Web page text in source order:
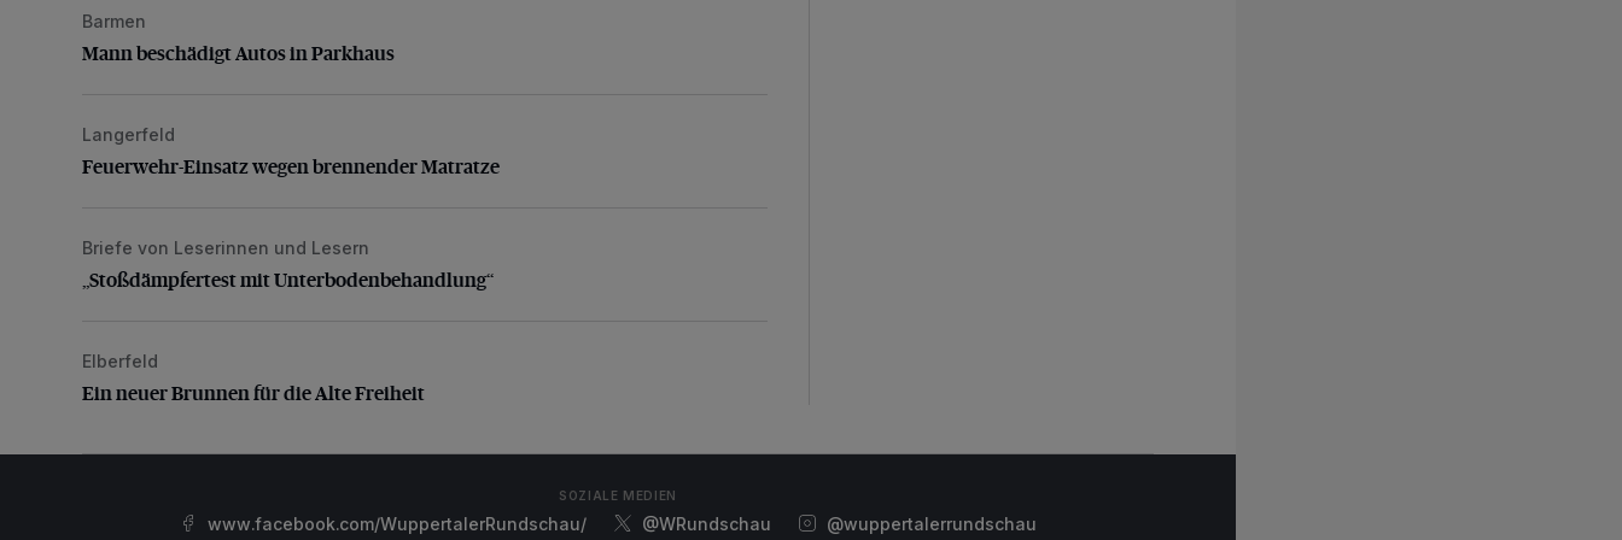
Mann beschädigt Autos in Parkhaus
Barmen
Mann beschädigt Autos in Parkhaus
Feuerwehr-Einsatz wegen brennender Matratze
Langerfeld
Feuerwehr-Einsatz wegen brennender Matratze
„Stoßdämpfertest mit Unterbodenbehandlung“
Briefe von Leserinnen und Lesern
„Stoßdämpfertest mit Unterbodenbehandlung“
Ein neuer Brunnen für die Alte Freiheit
Elberfeld
Ein neuer Brunnen für die Alte Freiheit
SOZIALE MEDIEN
www.facebook.com/WuppertalerRundschau/ @WRundschau @wuppertalerrundschau